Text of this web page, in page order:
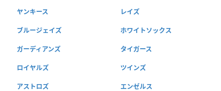
ヤンキース レイズ
ブルージェイズ ホワイトソックス
ガーディアンズ タイガース
ロイヤルズ ツインズ
アストロズ エンゼルス